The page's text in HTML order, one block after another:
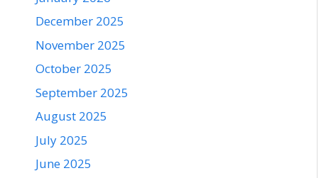
December 2025
November 2025
October 2025
September 2025
August 2025
July 2025
June 2025